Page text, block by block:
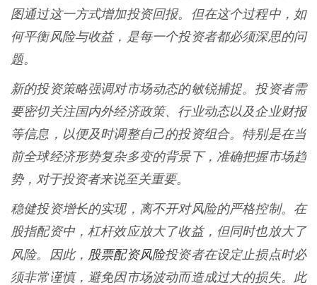
图通过这一方式增加投资回报。但在这个过程中，如
何平衡风险与收益，是每一个投资者都必须深思的问
题。
新的投资策略强调对市场动态的敏锐捕捉。投资者需
要密切关注国内外经济政策、行业动态以及企业财报
等信息，以便及时调整自己的投资组合。特别是在当
前全球经济形势复杂多变的背景下，准确把握市场趋
势，对于投资者来说至关重要。
稳健投资增长的实现，离不开对风险的严格控制。在
股指配资中，杠杆效应放大了收益，但同时也放大了
风险。因此， 股票配资风险投资者在设定止损点时必
须非常谨慎，避免因市场波动而造成过大的损失。此